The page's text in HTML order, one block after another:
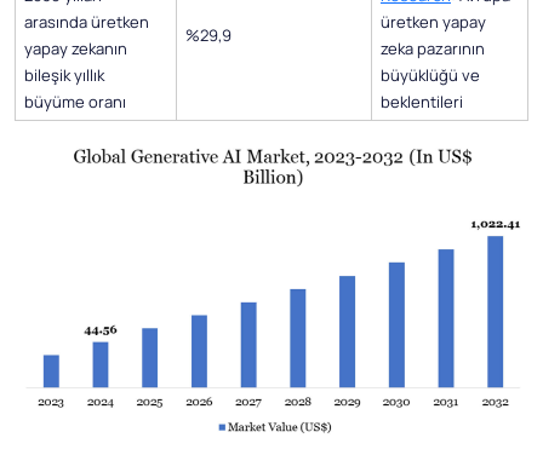
arasında üretken
yapay zekanın
bileşik yıllık
büyüme oranı
%29,9
üretken yapay
zeka pazarının
büyüklüğü ve
beklentileri